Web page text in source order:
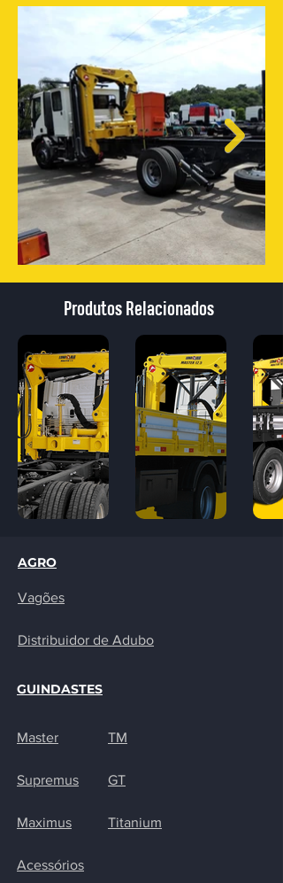
Produtos Relacionados
AGRO
Vagões
Distribuidor de Adubo
GUINDASTES
Master
Supremus
Maximus
Acessórios
TM
GT
Titanium